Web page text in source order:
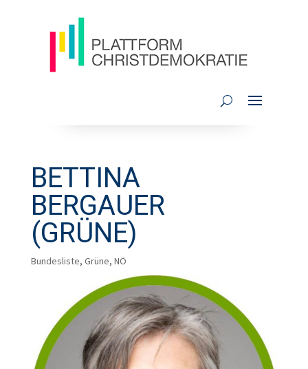
BETTINA
BERGAUER
(GRÜNE)
Bundesliste, Grüne, NÖ